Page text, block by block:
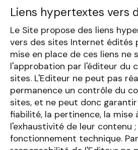
Liens hypertextes vers
Le Site propose des liens
vers des sites Internet édités
mise en place de ces liens ne
l'approbation par l'éditeur du
sites. L'Editeur ne peut pas
permanence un contrôle du
sites, et ne peut donc
fiabilité, la pertinence, la mise
l'exhaustivité de leur contenu
fonctionnement technique.